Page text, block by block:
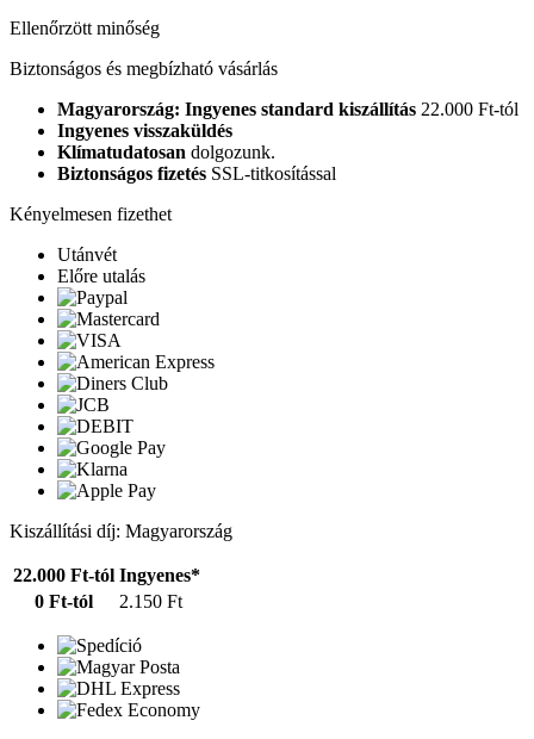
Ellenőrzött minőség
Biztonságos és megbízható vásárlás
Magyarország: Ingyenes standard kiszállítás 22.000 Ft-tól
Ingyenes visszaküldés
Klímatudatosan dolgozunk.
Biztonságos fizetés SSL-titkosítással
Kényelmesen fizethet
Utánvét
Előre utalás
Kiszállítási díj: Magyarország
22.000 Ft-tól Ingyenes*
0 Ft-tól
2.150 Ft